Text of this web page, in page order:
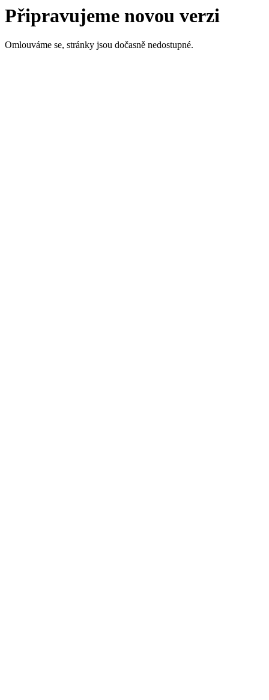
Připravujeme novou verzi
Omlouváme se, stránky jsou dočasně nedostupné.